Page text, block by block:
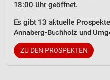
18:00 Uhr geöffnet.
Es gibt 13 aktuelle
Annaberg-Buchholz und
ZU DEN PROSPEKTEN